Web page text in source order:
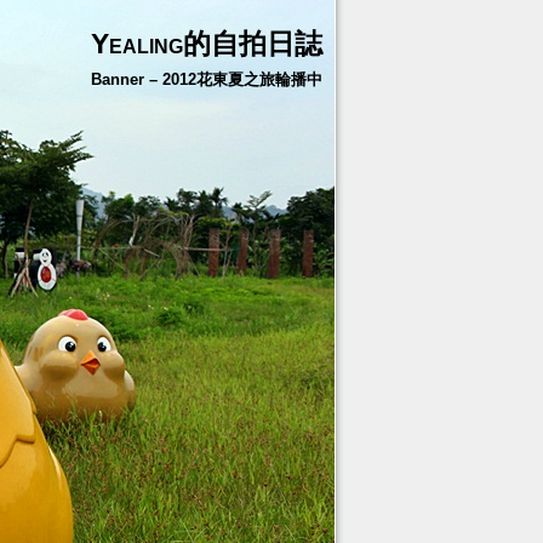
Yealing的自拍日誌
Banner – 2012花東夏之旅輪播中